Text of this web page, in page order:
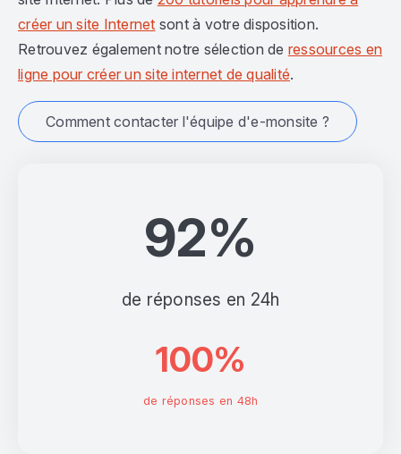
92%
de réponses en 24h
100%
de réponses en 48h
créer un site Internet sont à votre disposition.
Retrouvez également notre sélection de ressources en
ligne pour créer un site internet de qualité.
Comment contacter l'équipe d'e-monsite ?